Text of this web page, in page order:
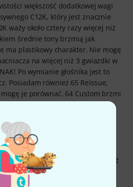
większość dodatkowej wagi
C12K, który jest znacznie
waży około cztery razy więcej niż
średnie tony brzmią jak
ma plastikowy charakter. Nie mogę
na więcej niż 3 gwiazdki w
Po wymianie głośnika jest to
Posiadam również 65 Reissue,
je porównać. 64 Custom brzmi
niż 65. Głębsze niskie tony i
tony. Brzmi potężniej niż w
Twin Reverb. Sprawia, że 65
z nim niemal pudełkowato.
C12K. Generował ekstremalnie
muzykalną i przyjemną, ale trochę
by pasowała do miksu zespołu.
G12-65, aby uzyskać nieco